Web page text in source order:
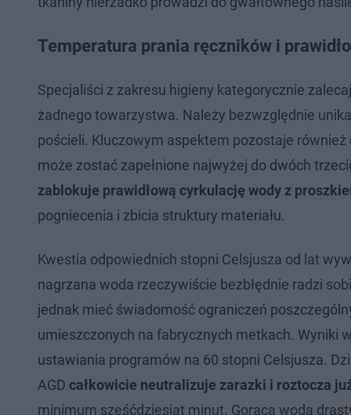
Temperatura prania ręczników i
Specjaliści z zakresu higieny kategorycznie
żadnego towarzystwa. Należy bezwzględnie
pościeli. Kluczowym aspektem pozostaje
może zostać zapełnione najwyżej do dwóch
zablokuje prawidłową cyrkulację wody z
pogniecenia i zbicia struktury materiału.
Kwestia odpowiednich stopni Celsjusza od lat
nagrzana woda rzeczywiście bezbłędnie radzi
jednak mieć świadomość ograniczeń
umieszczonych na fabrycznych metkach. Wyniki
ustawiania programów na 60 stopni Celsjusza.
AGD całkowicie neutralizuje zarazki i roztocza
minimum sześćdziesiąt minut. Gorąca woda